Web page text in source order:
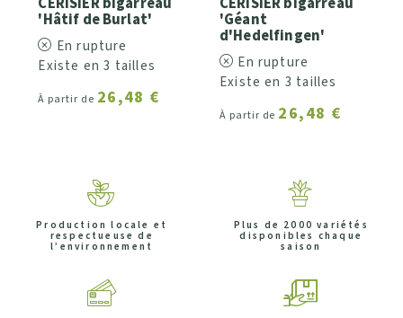
'Hâtif de Burlat'
En rupture
Existe en 3 tailles
À partir de 26,48 €
'Géant
d'Hedelfingen'
En rupture
Existe en 3 tailles
À partir de 26,48 €
Production locale et
respectueuse de
l’environnement
Plus de 2000 variétés
disponibles chaque
saison